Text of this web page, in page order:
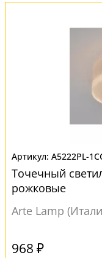
A5222PL-
Точечный
рожковые
Arte Lamp
968 ₽